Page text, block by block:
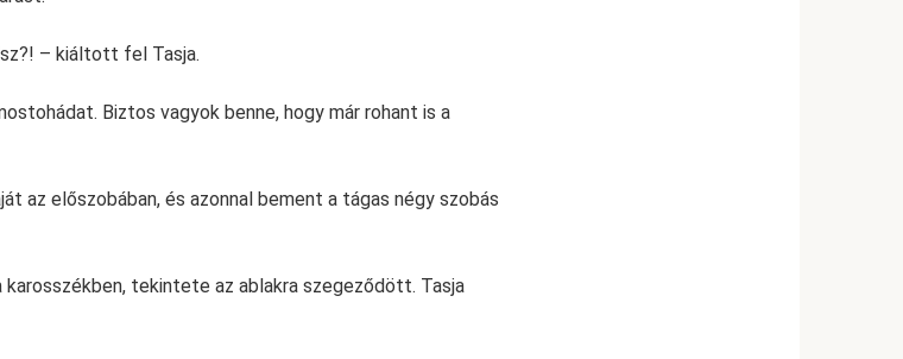
– kiáltott fel Tasja.
Biztos vagyok benne, hogy már rohant is a
az előszobában, és azonnal bement a tágas négy szobás
karosszékben, tekintete az ablakra szegeződött. Tasja